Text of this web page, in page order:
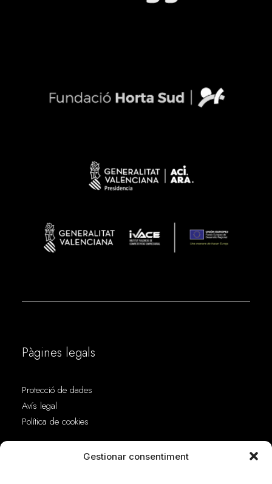
Gestionar consentiment
Pàgines legals
Protecció de dades
Avís legal
Política de cookies